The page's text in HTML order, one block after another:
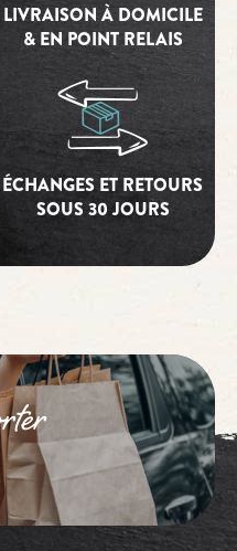
LIVRAISON À DOMICILE
& EN POINT RELAIS
ÉCHANGES ET RETOURS
SOUS 30 JOURS